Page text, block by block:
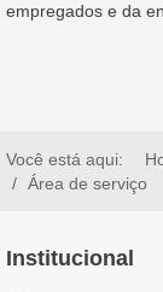
empregados e da
Você está aqui:
Área de serviço
Institucional